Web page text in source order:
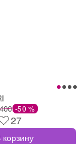
-50 %
27
корзину